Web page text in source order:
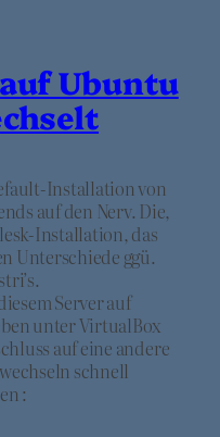
Ubuntu
Installation von
auf den Nerv. Die,
Installation, das
Unterschiede ggü.
Server auf
unter VirtualBox
auf eine andere
schnell
: